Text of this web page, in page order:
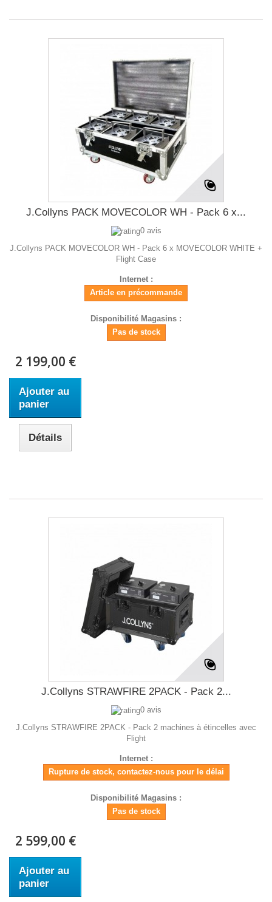
J.Collyns PACK MOVECOLOR WH - Pack 6 x...
0 avis
J.Collyns PACK MOVECOLOR WH - Pack 6 x MOVECOLOR WHITE +
Flight Case
Internet :
Article en précommande
Disponibilité Magasins :
Pas de stock
2 199,00 €
Ajouter au
panier
Détails
J.Collyns STRAWFIRE 2PACK - Pack 2...
0 avis
J.Collyns STRAWFIRE 2PACK - Pack 2 machines à étincelles avec
Flight
Internet :
Rupture de stock, contactez-nous pour le délai
Disponibilité Magasins :
Pas de stock
2 599,00 €
Ajouter au
panier